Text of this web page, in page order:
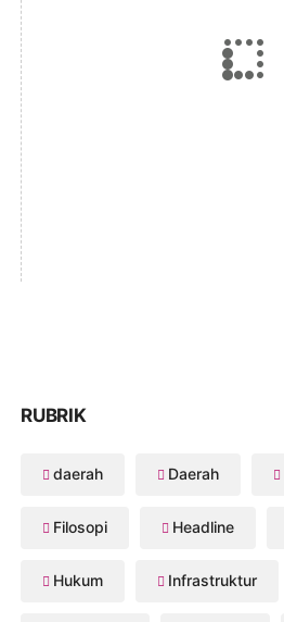
RUBRIK
daerah Daerah
Filosopi Headline
Hukum Infrastruktur